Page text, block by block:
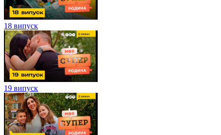
18 випуск
19 випуск